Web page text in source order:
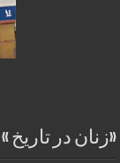
«زنان در تاریخ »